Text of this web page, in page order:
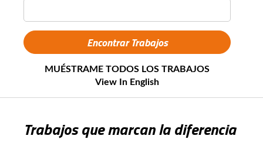
MUÉSTRAME TODOS LOS TRABAJOS
View In English
Trabajos que marcan la diferencia